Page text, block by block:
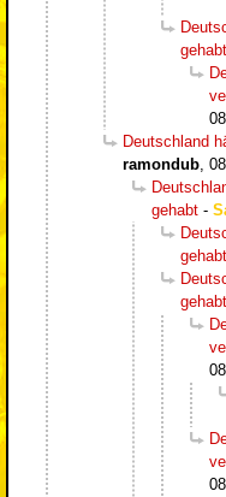
gehabt
Deutschland
ramondub,
gehabt -
gehabt
gehabt